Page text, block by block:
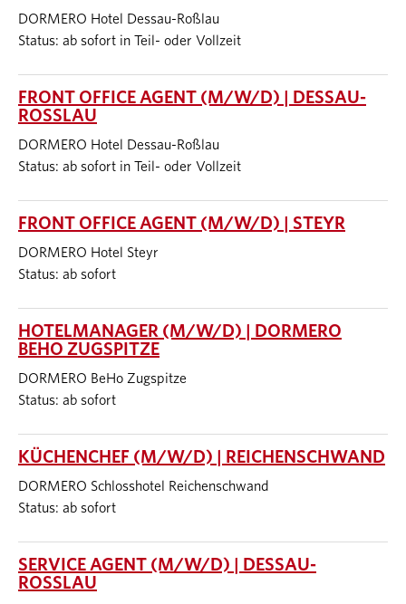
DORMERO Hotel Dessau-Roßlau
Status: ab sofort in Teil- oder Vollzeit
FRONT OFFICE AGENT (M/W/D) | DESSAU-
ROSSLAU
DORMERO Hotel Dessau-Roßlau
Status: ab sofort in Teil- oder Vollzeit
FRONT OFFICE AGENT (M/W/D) | STEYR
DORMERO Hotel Steyr
Status: ab sofort
HOTELMANAGER (M/W/D) | DORMERO
BEHO ZUGSPITZE
DORMERO BeHo Zugspitze
Status: ab sofort
KÜCHENCHEF (M/W/D) | REICHENSCHWAND
DORMERO Schlosshotel Reichenschwand
Status: ab sofort
SERVICE AGENT (M/W/D) | DESSAU-
ROSSLAU